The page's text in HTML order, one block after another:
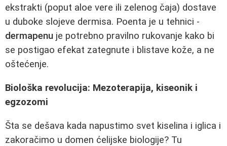
ekstrakti (poput aloe vere ili zelenog čaja) dostave
u duboke slojeve dermisa. Poenta je u tehnici -
dermapenu je potrebno pravilno rukovanje kako bi
se postigao efekat zategnute i blistave kože, a ne
oštećenje.
Biološka revolucija: Mezoterapija, kiseonik i
egzozomi
Šta se dešava kada napustimo svet kiselina i iglica i
zakoračimo u domen ćelijske biologije? Tu